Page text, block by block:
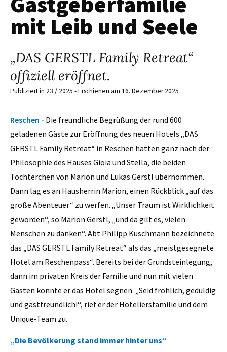
mit Leib und Seele
„DAS GERSTL Family Retreat“
offiziell eröffnet.
Publiziert in 23 / 2025 - Erschienen am 16. Dezember 2025
Reschen - Die freundliche Begrüßung der rund 600
geladenen Gäste zur Eröffnung des neuen Hotels „DAS
GERSTL Family Retreat“ in Reschen hatten ganz nach der
Philosophie des Hauses Gioia und Stella, die beiden
Töchterchen von Marion und Lukas Gerstl übernommen.
Dann lag es an Hausherrin Marion, einen Rückblick „auf das
große Abenteuer“ zu werfen. „Unser Traum ist Wirklichkeit
geworden“, so Marion Gerstl, „und da gilt es, vielen
Menschen zu danken“. Abt Philipp Kuschmann bezeichnete
das „DAS GERSTL Family Retreat“ als das „meistgesegnete
Hotel am Reschenpass“. Bereits bei der Grundsteinlegung,
dann im privaten Kreis der Familie und nun mit vielen
Gästen konnte er das Hotel segnen. „Seid fröhlich, geduldig
und gastfreundlich!“, rief er der Hoteliersfamilie und dem
Unique-Team zu.
„Die Bevölkerung stand immer hinter uns“